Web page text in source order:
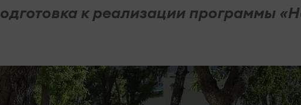
к реализации программы